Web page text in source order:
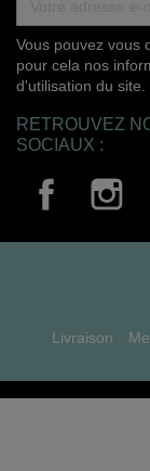
Vous pouvez vous
pour cela nos
d'utilisation du site.
RETROUVEZ
SOCIAUX :
Livraison